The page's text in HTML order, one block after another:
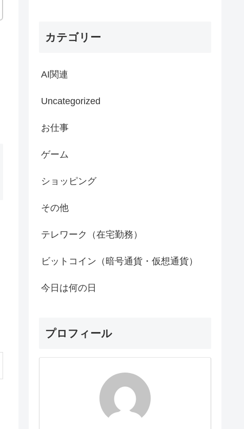
カテゴリー
AI関連
Uncategorized
お仕事
ゲーム
ショッピング
その他
テレワーク（在宅勤務）
ビットコイン（暗号通貨・仮想通貨）
今日は何の日
プロフィール